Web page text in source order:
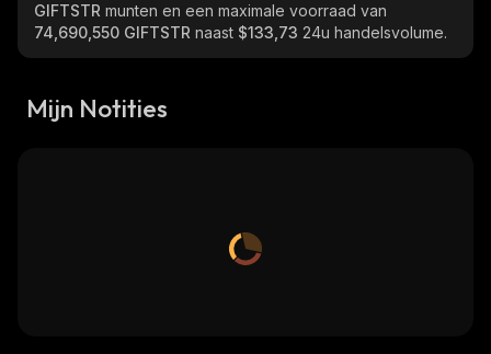
GIFTSTR munten en een maximale voorraad van
74,690,550 GIFTSTR naast $133,73 24u handelsvolume.
Mijn Notities